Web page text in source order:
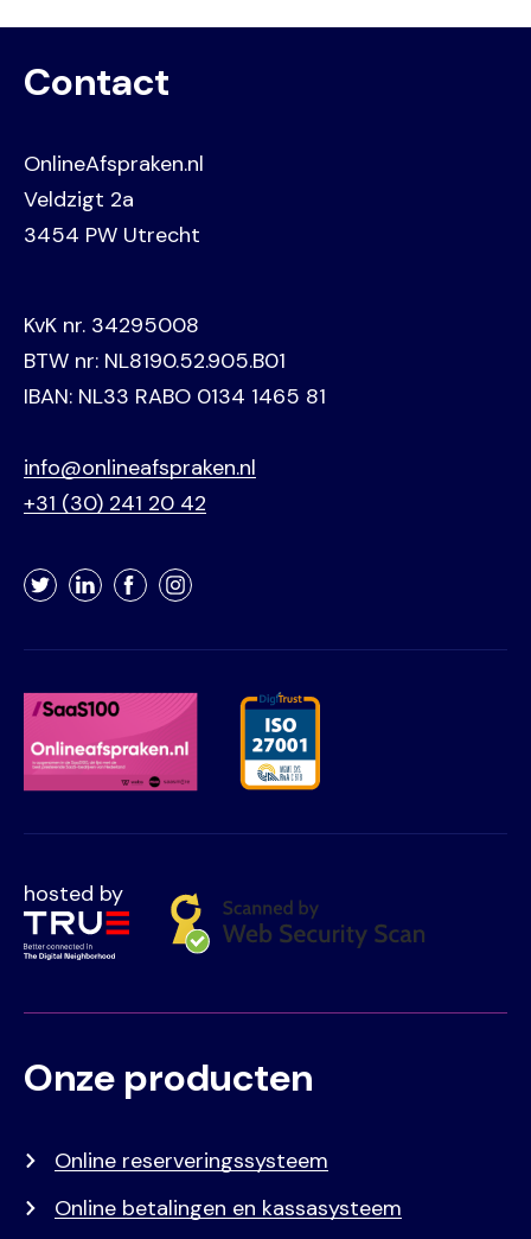
Contact
OnlineAfspraken.nl
Veldzigt 2a
3454 PW Utrecht
KvK nr. 34295008
BTW nr: NL8190.52.905.B01
IBAN: NL33 RABO 0134 1465 81
info@onlineafspraken.nl
+31 (30) 241 20 42
TwitterLinkedInFacebookInstagram
hosted by
Voet
Primair
Onze producten
Online reserveringssysteem
Online betalingen en kassasysteem